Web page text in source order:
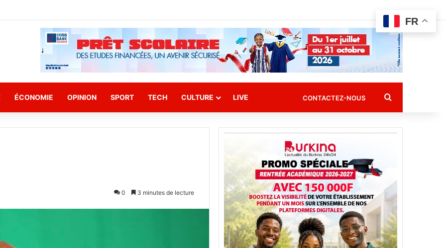
ÉCONOMIE OPINION SPORT TECH CULTURE LIVE CONTACTEZ-NOUS Rechercher
0 3 minutes de lecture
FR